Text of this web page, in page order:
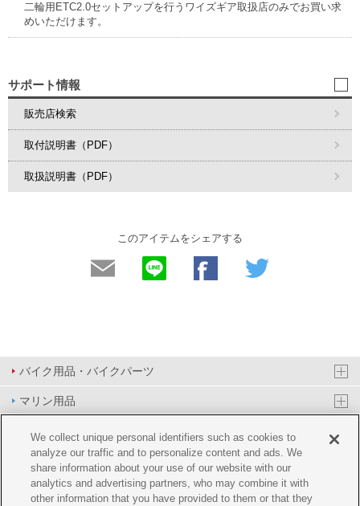
二輪用ETC2.0セットアップを行うワイズギア取扱店のみでお買い求
めいただけます。
サポート情報
販売店検索
取付説明書（PDF）
取扱説明書（PDF）
このアイテムをシェアする
バイク用品・バイクパーツ
マリン用品
PAS/YPJ用品
その他用品
イベント&エンターテイメント
We collect unique personal identifiers such as cookies to
analyze our traffic and to personalize content and ads. We
share information about your use of our website with our
analytics and advertising partners, who may combine it with
other information that you have provided to them or that they